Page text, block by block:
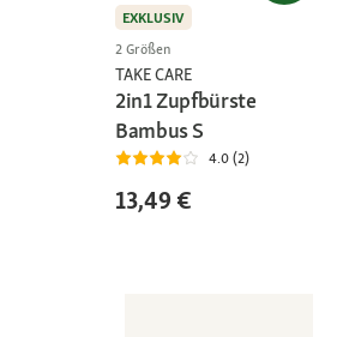
EXKLUSIV
2 Größen
TAKE CARE
2in1 Zupfbürste
Bambus S
4.0 (2)
13,49 €